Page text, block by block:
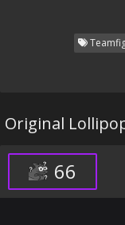
Original
66